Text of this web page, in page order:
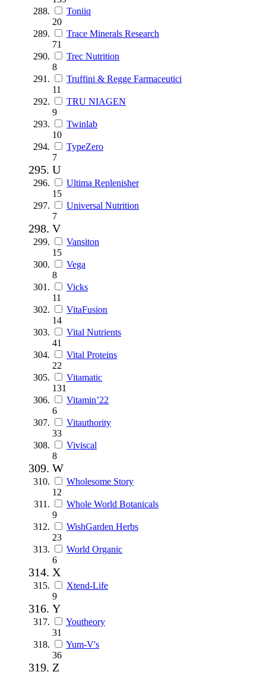
Toniiq
20
Trace Minerals Research
71
Trec Nutrition
8
Truffini & Regge Farmaceutici
11
TRU NIAGEN
9
Twinlab
10
TypeZero
7
U
Ultima Replenisher
15
Universal Nutrition
7
V
Vansiton
15
Vega
8
Vicks
11
VitaFusion
14
Vital Nutrients
41
Vital Proteins
22
Vitamatic
131
Vitamin’22
6
Vitauthority
33
Viviscal
8
W
Wholesome Story
12
Whole World Botanicals
9
WishGarden Herbs
23
World Organic
6
X
Xtend-Life
9
Y
Youtheory
31
Yum-V's
36
Z